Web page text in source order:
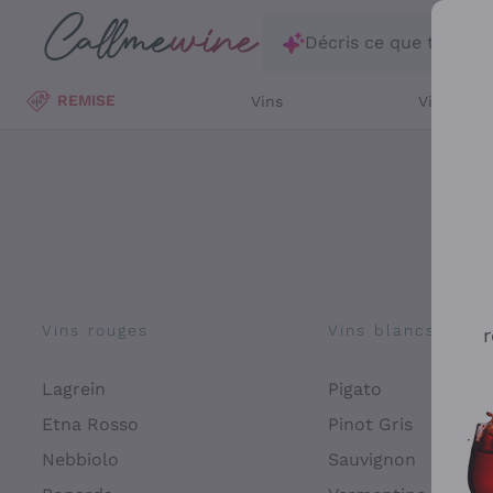
Passer au contenu principal
Décris ce que tu
REMISE Vins Vins
Vins rouges
Lagrein
Etna Rosso
Nebbiolo
Vins blancs
Pigato
Pinot Gris
Sauvignon